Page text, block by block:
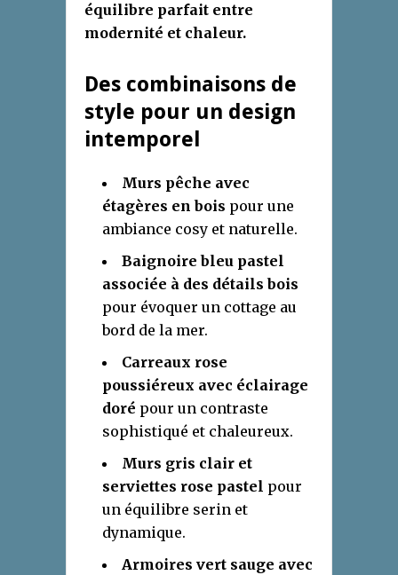
équilibre parfait entre
modernité et chaleur.
Des combinaisons de
style pour un design
intemporel
Murs pêche avec
étagères en bois pour une
ambiance cosy et naturelle.
Baignoire bleu pastel
associée à des détails bois
pour évoquer un cottage au
bord de la mer.
Carreaux rose
poussiéreux avec éclairage
doré pour un contraste
sophistiqué et chaleureux.
Murs gris clair et
serviettes rose pastel pour
un équilibre serin et
dynamique.
Armoires vert sauge avec